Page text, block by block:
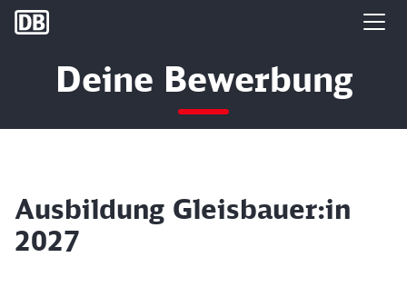
DB Group
Deine Bewerbung
Ausbildung Gleisbauer:in
2027